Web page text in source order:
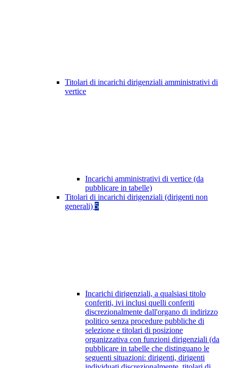
Titolari di incarichi dirigenziali amministrativi di
vertice
Incarichi amministrativi di vertice (da
pubblicare in tabelle)
Titolari di incarichi dirigenziali (dirigenti non
generali) 5
Incarichi dirigenziali, a qualsiasi titolo
conferiti, ivi inclusi quelli conferiti
discrezionalmente dall'organo di indirizzo
politico senza procedure pubbliche di
selezione e titolari di posizione
organizzativa con funzioni dirigenziali (da
pubblicare in tabelle che distinguano le
seguenti situazioni: dirigenti, dirigenti